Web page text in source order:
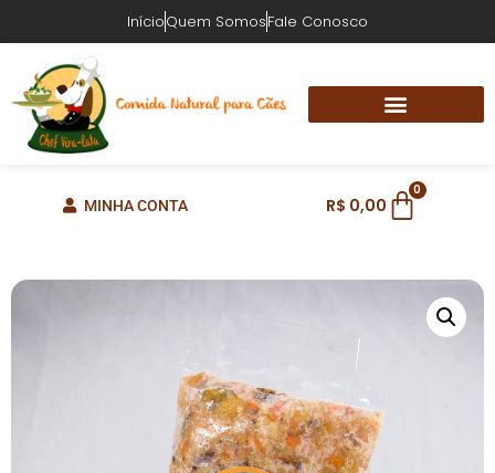
InícioQuem SomosFale Conosco
MINHA CONTA R$ 0,00
0